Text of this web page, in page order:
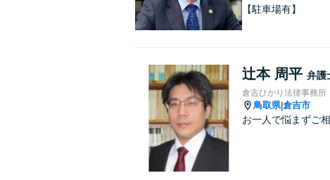
【駐車場有】
辻本 周平 弁護
倉吉ひかり法律事務所
鳥取県|倉吉市
お一人で悩まずご